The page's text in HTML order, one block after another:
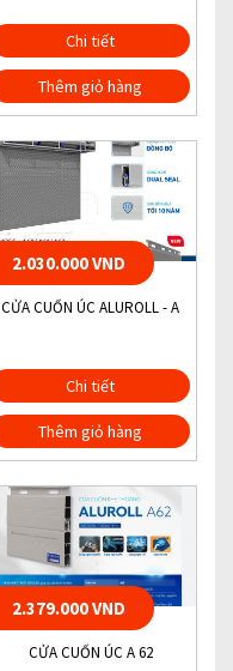
Chi tiết
Thêm giỏ hàng
2.030.000 VND
CỬA CUỐN ÚC ALUROLL - A
Chi tiết
Thêm giỏ hàng
2.379.000 VND
CỬA CUỐN ÚC A 62